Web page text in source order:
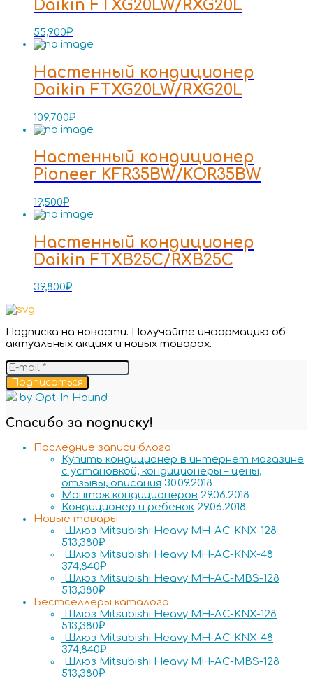
Daikin FTXG20LW/RXG20L
55,900₽
Настенный кондиционер
Daikin FTXG20LW/RXG20L
109,700₽
Настенный кондиционер
Pioneer KFR35BW/KOR35BW
19,500₽
Настенный кондиционер
Daikin FTXB25C/RXB25C
39,800₽
Подписка на новости. Получайте информацию об
актуальных акциях и новых товарах.
Подписаться
by Opt-In Hound
Спасибо за подписку!
Последние записи блога
Купить кондиционер в интернет магазине
с установкой, кондиционеры – цены,
отзывы, описания 30.09.2018
Монтаж кондиционеров 29.06.2018
Кондиционер и ребенок 29.06.2018
Новые товары
Шлюз Mitsubishi Heavy MH-AC-KNX-128
513,380₽
Шлюз Mitsubishi Heavy MH-AC-KNX-48
374,840₽
Шлюз Mitsubishi Heavy MH-AC-MBS-128
513,380₽
Бестселлеры каталога
Шлюз Mitsubishi Heavy MH-AC-KNX-128
513,380₽
Шлюз Mitsubishi Heavy MH-AC-KNX-48
374,840₽
Шлюз Mitsubishi Heavy MH-AC-MBS-128
513,380₽